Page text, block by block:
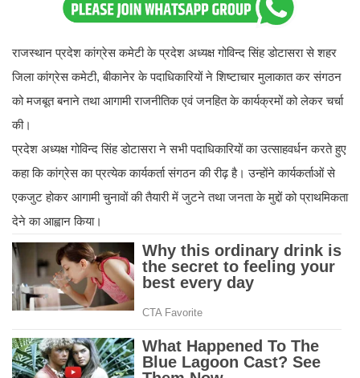
राजस्थान प्रदेश कांग्रेस कमेटी के प्रदेश अध्यक्ष गोविन्द सिंह डोटासरा से शहर
जिला कांग्रेस कमेटी, बीकानेर के पदाधिकारियों ने शिष्टाचार मुलाकात कर संगठन
को मजबूत बनाने तथा आगामी राजनीतिक एवं जनहित के कार्यक्रमों को लेकर चर्चा
की।
प्रदेश अध्यक्ष गोविन्द सिंह डोटासरा ने सभी पदाधिकारियों का उत्साहवर्धन करते हुए
कहा कि कांग्रेस का प्रत्येक कार्यकर्ता संगठन की रीढ़ है। उन्होंने कार्यकर्ताओं से
एकजुट होकर आगामी चुनावों की तैयारी में जुटने तथा जनता के मुद्दों को प्राथमिकता
देने का आह्वान किया।